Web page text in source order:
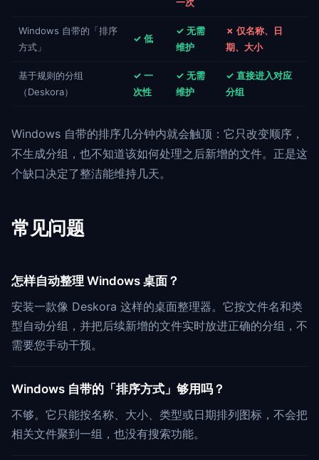
Windows 自带的「排序
方式」
✓ 低
✓ 无需
维护
✗ 仅名称、日
期、大小
基于规则的分组
（Deskora）
✓ 一
次性
✓ 无需
维护
✓ 直接进入对应
分组
Windows 自带的排序几分钟内就会触顶：它只改变顺序，
不生成分组，也不知道该如何处理之后新增的文件。正是这
个缺口决定了整洁能维持几天。
常见问题
怎样自动整理 Windows 桌面？
安装一款像 Deskora 这样的桌面整理器。它按文件名和类
型自动分组，并把后续新增的文件实时放进正确的分组，不
需要您手动干预。
Windows 自带的「排序方式」够用吗？
不够。它只能按名称、大小、类型或日期排列图标，不会把
相关文件聚到一组，也没有搜索功能。